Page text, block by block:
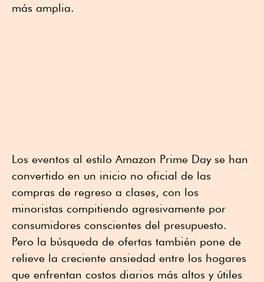
más amplia.
Los eventos al estilo Amazon Prime Day se han
convertido en un inicio no oficial de las
compras de regreso a clases, con los
minoristas compitiendo agresivamente por
consumidores conscientes del presupuesto.
Pero la búsqueda de ofertas también pone de
relieve la creciente ansiedad entre los hogares
que enfrentan costos diarios más altos y útiles